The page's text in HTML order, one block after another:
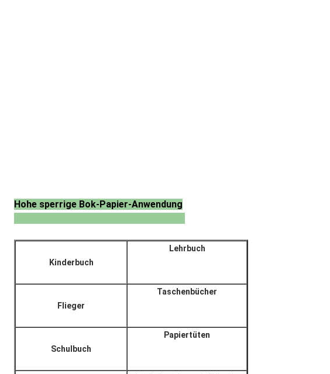
Hohe sperrige Bok-Papier-Anwendung
Kinderbuch
Lehrbuch
Flieger
Taschenbücher
Schulbuch
Papiertüten